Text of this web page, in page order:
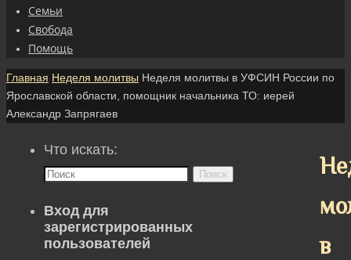
Семьи
Свобода
Помощь
Главная Неделя молитвы Неделя молитвы в УФСИН России по
Ярославской области, помощник начальника ТО: иерей
Александр Запрягаев
в
Что искать:
Поиск
Вход для
зарегистрированных
пользователей